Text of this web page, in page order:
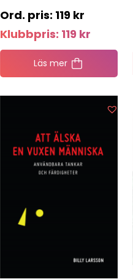
119 kr
Klubbpris: 119 kr
Läs mer